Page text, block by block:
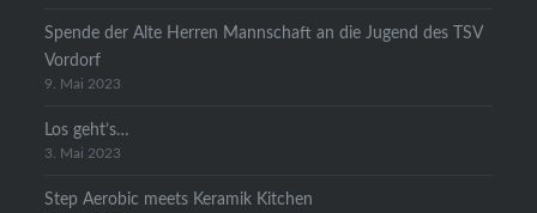
Spende der Alte Herren Mannschaft an die Jugend des TSV
Vordorf
9. Mai 2023
Los geht’s…
3. Mai 2023
Step Aerobic meets Keramik Kitchen